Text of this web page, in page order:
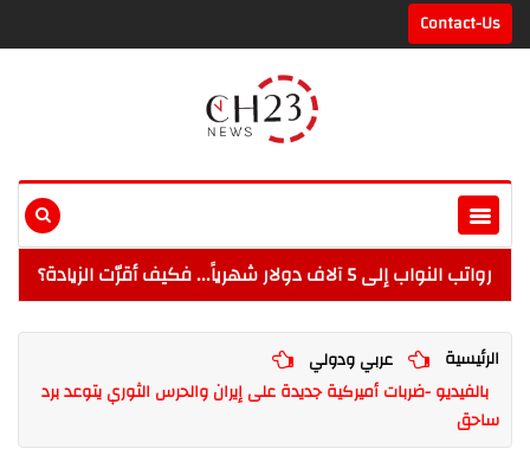
Contact-Us
رواتب النواب إلى 5 آلاف دولار شهرياً... فكيف أقرّت الزيادة؟
الرئيسية
عربي ودولي
بالفيديو -ضربات أميركية جديدة على إيران والحرس الثوري يتوعد برد
ساحق